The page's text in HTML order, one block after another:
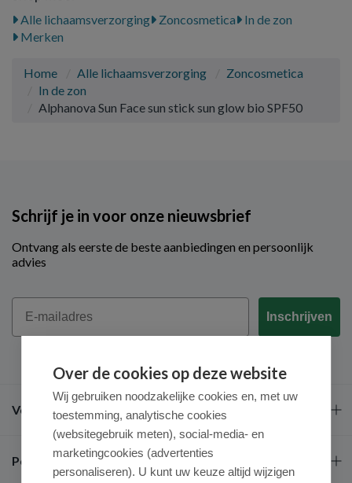
Alle lichaamsverzorging Zoncosmetica
In de zon
Merken
Home Alle lichaamsverzorging
Zoncosmetica
In de zon
Alphanova Sun Face sun stick sun glow bio SPF50
Schrijf je in voor onze nieuwsbrief
Ontvang als eerste de beste aanbiedingen en persoonlijk
advies
Email
Inschrijven
Veel gestelde vragen
Populaire merken
Over de cookies op deze website
Wij gebruiken noodzakelijke cookies en, met uw
toestemming, analytische cookies
(websitegebruik meten), social-media- en
marketingcookies (advertenties
personaliseren). U kunt uw keuze altijd wijzigen